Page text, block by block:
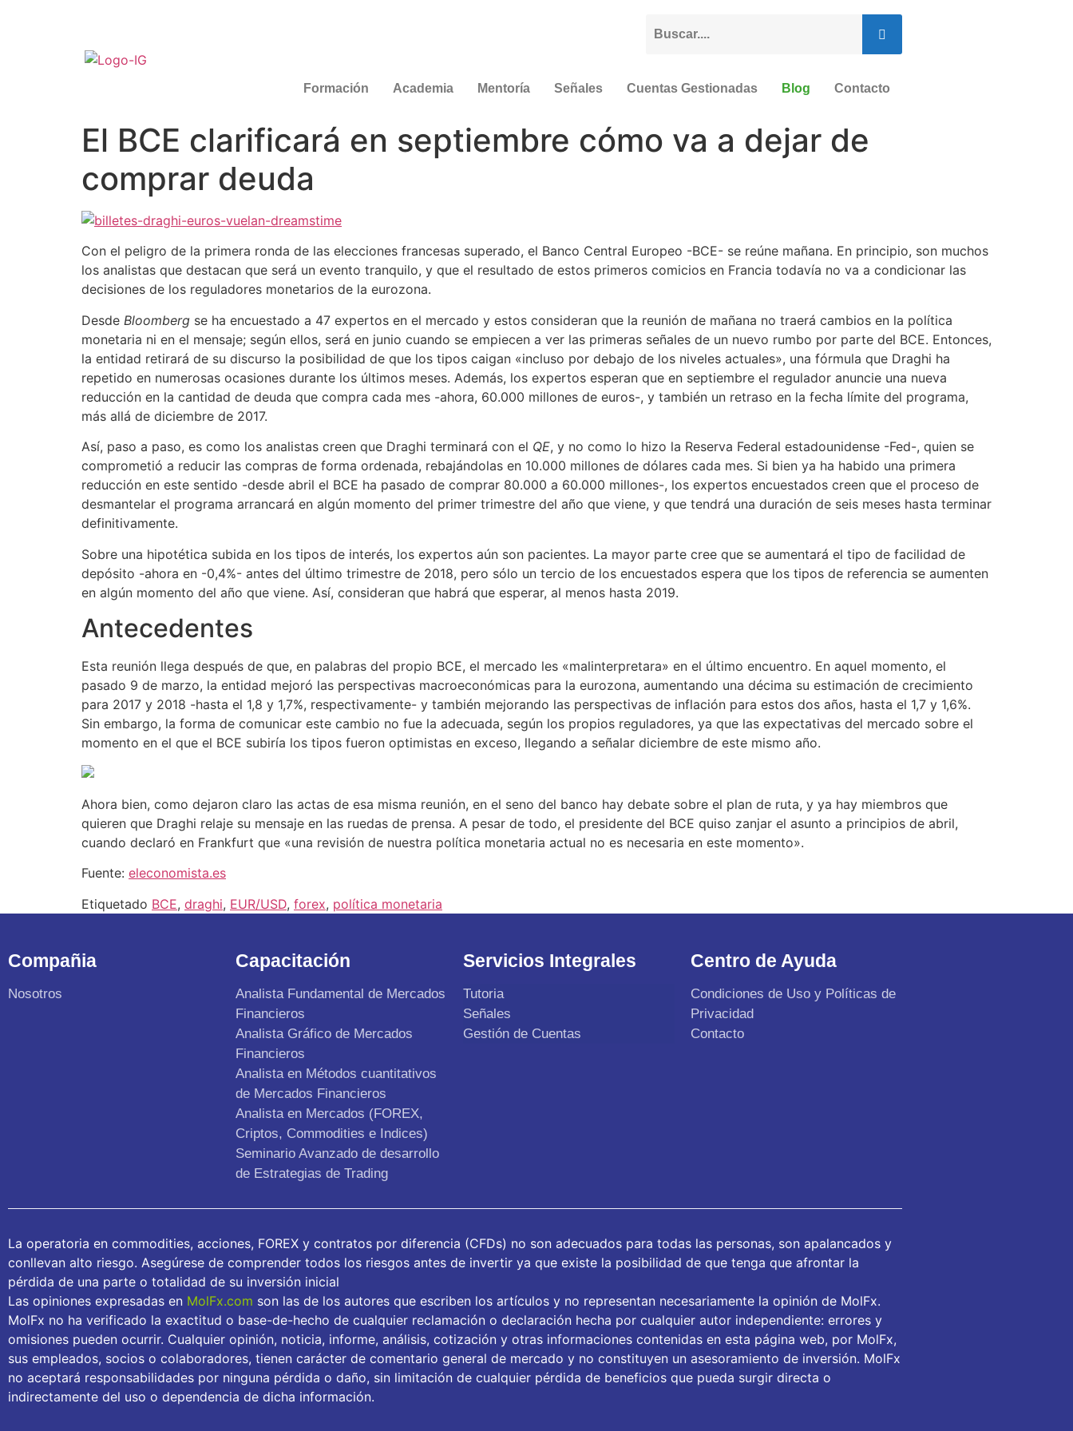
Formación Academia Mentoría Señales Cuentas Gestionadas Blog Contacto
El BCE clarificará en septiembre cómo va a dejar de
comprar deuda
Con el peligro de la primera ronda de las elecciones francesas superado, el Banco Central Europeo -BCE- se reúne mañana. En principio, son muchos
los analistas que destacan que será un evento tranquilo, y que el resultado de estos primeros comicios en Francia todavía no va a condicionar las
decisiones de los reguladores monetarios de la eurozona.
Desde Bloomberg se ha encuestado a 47 expertos en el mercado y estos consideran que la reunión de mañana no traerá cambios en la política
monetaria ni en el mensaje; según ellos, será en junio cuando se empiecen a ver las primeras señales de un nuevo rumbo por parte del BCE. Entonces,
la entidad retirará de su discurso la posibilidad de que los tipos caigan «incluso por debajo de los niveles actuales», una fórmula que Draghi ha
repetido en numerosas ocasiones durante los últimos meses. Además, los expertos esperan que en septiembre el regulador anuncie una nueva
reducción en la cantidad de deuda que compra cada mes -ahora, 60.000 millones de euros-, y también un retraso en la fecha límite del programa,
más allá de diciembre de 2017.
Así, paso a paso, es como los analistas creen que Draghi terminará con el QE, y no como lo hizo la Reserva Federal estadounidense -Fed-, quien se
comprometió a reducir las compras de forma ordenada, rebajándolas en 10.000 millones de dólares cada mes. Si bien ya ha habido una primera
reducción en este sentido -desde abril el BCE ha pasado de comprar 80.000 a 60.000 millones-, los expertos encuestados creen que el proceso de
desmantelar el programa arrancará en algún momento del primer trimestre del año que viene, y que tendrá una duración de seis meses hasta terminar
definitivamente.
Sobre una hipotética subida en los tipos de interés, los expertos aún son pacientes. La mayor parte cree que se aumentará el tipo de facilidad de
depósito -ahora en -0,4%- antes del último trimestre de 2018, pero sólo un tercio de los encuestados espera que los tipos de referencia se aumenten
en algún momento del año que viene. Así, consideran que habrá que esperar, al menos hasta 2019.
Antecedentes
Esta reunión llega después de que, en palabras del propio BCE, el mercado les «malinterpretara» en el último encuentro. En aquel momento, el
pasado 9 de marzo, la entidad mejoró las perspectivas macroeconómicas para la eurozona, aumentando una décima su estimación de crecimiento
para 2017 y 2018 -hasta el 1,8 y 1,7%, respectivamente- y también mejorando las perspectivas de inflación para estos dos años, hasta el 1,7 y 1,6%.
Sin embargo, la forma de comunicar este cambio no fue la adecuada, según los propios reguladores, ya que las expectativas del mercado sobre el
momento en el que el BCE subiría los tipos fueron optimistas en exceso, llegando a señalar diciembre de este mismo año.
Ahora bien, como dejaron claro las actas de esa misma reunión, en el seno del banco hay debate sobre el plan de ruta, y ya hay miembros que
quieren que Draghi relaje su mensaje en las ruedas de prensa. A pesar de todo, el presidente del BCE quiso zanjar el asunto a principios de abril,
cuando declaró en Frankfurt que «una revisión de nuestra política monetaria actual no es necesaria en este momento».
Fuente: eleconomista.es
Etiquetado BCE, draghi, EUR/USD, forex, política monetaria
Compañia
Nosotros
Capacitación
Analista Fundamental de Mercados
Financieros
Analista Gráfico de Mercados
Financieros
Analista en Métodos cuantitativos
de Mercados Financieros
Analista en Mercados (FOREX,
Criptos, Commodities e Indices)
Seminario Avanzado de desarrollo
de Estrategias de Trading
Servicios Integrales
Tutoria
Señales
Gestión de Cuentas
Centro de Ayuda
Condiciones de Uso y Políticas de
Privacidad
Contacto
La operatoria en commodities, acciones, FOREX y contratos por diferencia (CFDs) no son adecuados para todas las personas, son apalancados y
conllevan alto riesgo. Asegúrese de comprender todos los riesgos antes de invertir ya que existe la posibilidad de que tenga que afrontar la
pérdida de una parte o totalidad de su inversión inicial
Las opiniones expresadas en MolFx.com son las de los autores que escriben los artículos y no representan necesariamente la opinión de MolFx.
MolFx no ha verificado la exactitud o base-de-hecho de cualquier reclamación o declaración hecha por cualquier autor independiente: errores y
omisiones pueden ocurrir. Cualquier opinión, noticia, informe, análisis, cotización y otras informaciones contenidas en esta página web, por MolFx,
sus empleados, socios o colaboradores, tienen carácter de comentario general de mercado y no constituyen un asesoramiento de inversión. MolFx
no aceptará responsabilidades por ninguna pérdida o daño, sin limitación de cualquier pérdida de beneficios que pueda surgir directa o
indirectamente del uso o dependencia de dicha información.